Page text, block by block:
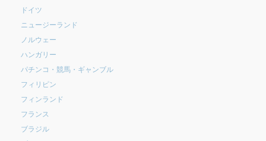
ドイツ
ニュージーランド
ノルウェー
ハンガリー
パチンコ・競馬・ギャンブル
フィリピン
フィンランド
フランス
ブラジル